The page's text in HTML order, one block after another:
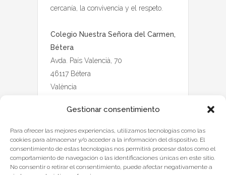
Gestionar consentimiento
Para ofrecer las mejores experiencias, utilizamos tecnologías como las
cookies para almacenar y/o acceder a la información del dispositivo. El
consentimiento de estas tecnologías nos permitirá procesar datos como el
comportamiento de navegación o las identificaciones únicas en este sitio.
No consentir o retirar el consentimiento, puede afectar negativamente a
cercanía, la convivencia y el respeto.
Colegio Nuestra Señora del Carmen,
Bétera
Avda. País Valencià, 70
46117 Bétera
València